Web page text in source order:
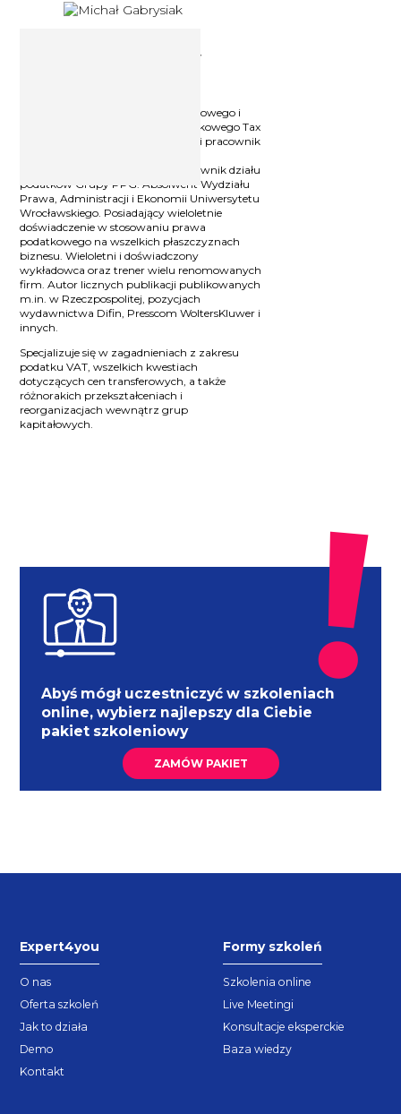
Ekspert podatkowy Michał
międzynarodowego prawa podatkowego i
Partner w spółce doradztwa podatkowego Tax
Support Center Sp. z o.o. Wieloletni pracownik
podatkowego (BIG 4), a także kierownik działu
podatków Grupy PPG. Absolwent Wydziału
Prawa, Administracji i Ekonomii Uniwersytetu
Wrocławskiego. Posiadający wieloletnie
doświadczenie w stosowaniu prawa
podatkowego na wszelkich płaszczyznach
biznesu. Wieloletni i doświadczony
wykładowca oraz trener wielu renomowanych
firm. Autor licznych publikacji publikowanych
m.in. w Rzeczpospolitej, pozycjach
wydawnictwa Difin, Presscom WoltersKluwer i
innych.
Specjalizuje się w zagadnieniach z zakresu
podatku VAT, wszelkich kwestiach
dotyczących cen transferowych, a także
różnorakich przekształceniach i
reorganizacjach wewnątrz grup
kapitałowych.
Abyś mógł uczestniczyć w szkoleniach
online, wybierz najlepszy dla Ciebie
pakiet szkoleniowy
ZAMÓW PAKIET
Expert4you
O nas
Oferta szkoleń
Jak to działa
Demo
Kontakt
Formy szkoleń
Szkolenia online
Live Meetingi
Konsultacje eksperckie
Baza wiedzy